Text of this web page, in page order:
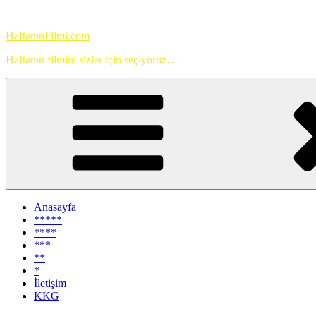
HaftanınFilmi.com
Haftanın filmini sizler için seçiyoruz…
Anasayfa
*****
****
***
**
*
İletişim
KKG